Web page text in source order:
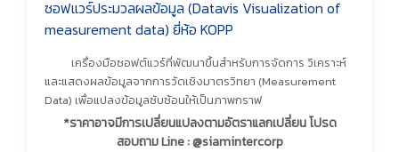
ซอฟแวร์ประมวลผลข้อมูล (Datavis Visualization of
measurement data) ยี่ห้อ KOPP
เครื่องมือซอฟต์แวร์ที่พัฒนาขึ้นสำหรับการจัดการ วิเคราะห์
และแสดงผลข้อมูลจากการวัดเชิงมาตรวิทยา (Measurement
Data) เพื่อแปลงข้อมูลซับซ้อนให้เป็นภาพกราฟ
*ราคาอาจมีการเปลี่ยนแปลงตามอัตราแลกเปลี่ยน โปรด
สอบถาม Line : @siamintercorp